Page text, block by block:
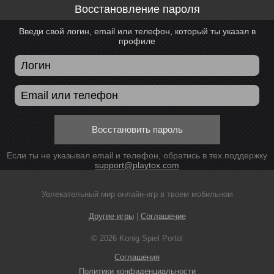
Восстановление пароля
Введи свой логин, email или телефон, который ты указал в
профиле
Восстановить пароль
Если ты не указывал email и телефон, обратись в тех.поддержку
support@playtox.com
Увлекательный мир онлайн-игр в твоем мобильном
Другие игры| Соглашение
© 2026 Konig Spiel Portal
Соглашения
Политики конфиденциальности